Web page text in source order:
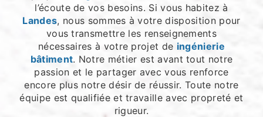
l’écoute de vos besoins. Si vous habitez à
Landes, nous sommes à votre disposition pour
vous transmettre les renseignements
nécessaires à votre projet de ingénierie
bâtiment. Notre métier est avant tout notre
passion et le partager avec vous renforce
encore plus notre désir de réussir. Toute notre
équipe est qualifiée et travaille avec propreté et
rigueur.